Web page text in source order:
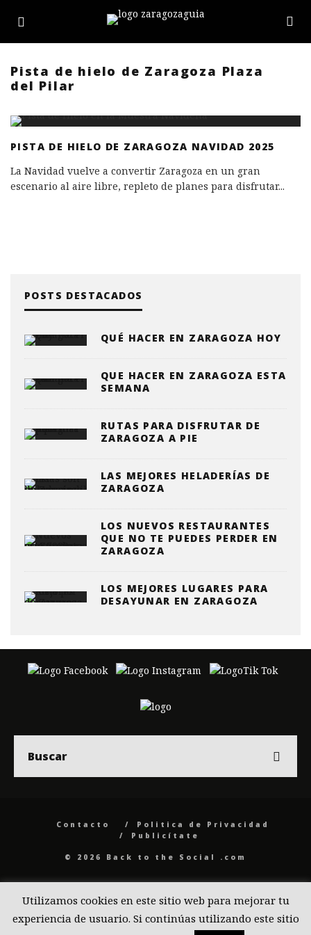
Pista de hielo de Zaragoza Plaza
del Pilar
PISTA DE HIELO DE ZARAGOZA NAVIDAD 2025
La Navidad vuelve a convertir Zaragoza en un gran
escenario al aire libre, repleto de planes para disfrutar...
POSTS DESTACADOS
QUÉ HACER EN ZARAGOZA HOY
QUE HACER EN ZARAGOZA ESTA
SEMANA
RUTAS PARA DISFRUTAR DE
ZARAGOZA A PIE
LAS MEJORES HELADERÍAS DE
ZARAGOZA
LOS NUEVOS RESTAURANTES
QUE NO TE PUEDES PERDER EN
ZARAGOZA
LOS MEJORES LUGARES PARA
DESAYUNAR EN ZARAGOZA
Contacto
Politica de Privacidad
Publicítate
© 2026 Back to the Social .com
Utilizamos cookies en este sitio web para mejorar tu
experiencia de usuario. Si continúas utilizando este sitio